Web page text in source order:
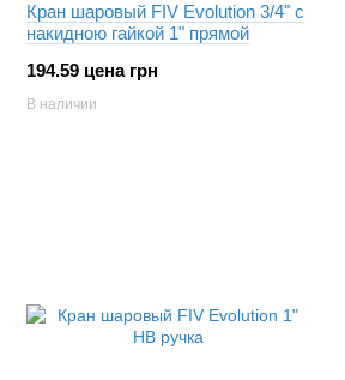
Кран шаровый FIV Evolution 3/4" с
накидною гайкой 1" прямой
194.59 цена грн
В наличии